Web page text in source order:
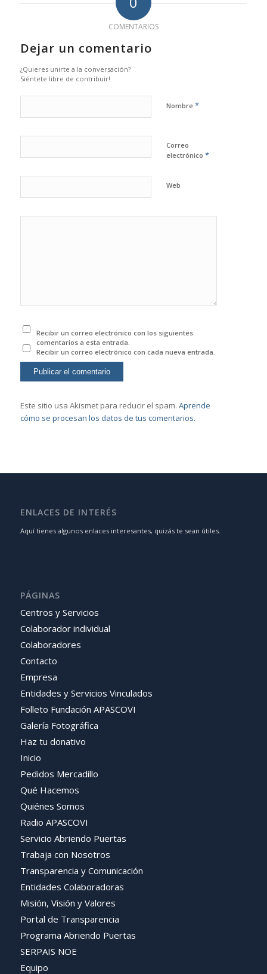
COMENTARIOS
Dejar un comentario
¿Quieres unirte a la conversación?
Siéntete libre de contribuir!
Nombre *
Correo
electrónico *
Web
Recibir un correo electrónico con los siguientes
comentarios a esta entrada.
Recibir un correo electrónico con cada nueva entrada.
Este sitio usa Akismet para reducir el spam. Aprende
cómo se procesan los datos de tus comentarios.
ENLACES DE INTERÉS
Aquí tienes algunos enlaces interesantes, quizás te sean útiles.
PÁGINAS
Centros y Servicios
Colaborador individual
Colaboradores
Contacto
Empresa
Entidades y Servicios Vinculados
Folleto Fundación APASCOVI
Galería Fotográfica
Haz tu donativo
Inicio
Pedidos Mercadillo
Qué Hacemos
Quiénes Somos
Radio APASCOVI
Servicio Abriendo Puertas
Trabaja con Nosotros
Transparencia y Comunicación
Entidades Colaboradoras
Misión, Visión y Valores
Portal de Transparencia
Programa Abriendo Puertas
SERPAIS NOE
Equipo